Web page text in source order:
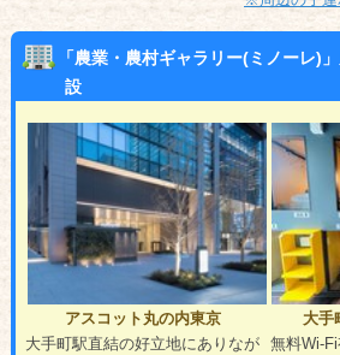
「農業・農村ギャラリー(ミノーレ)
設
アスコット丸の内東京
大手町駅直結の好立地にありなが
大手
無料Wi-